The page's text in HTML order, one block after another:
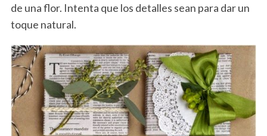
de una flor. Intenta que los detalles sean para dar un
toque natural.